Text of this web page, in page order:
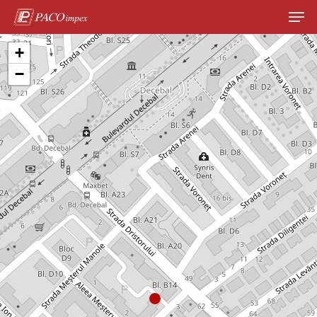
Hit enter to search or ESC to close
+
−